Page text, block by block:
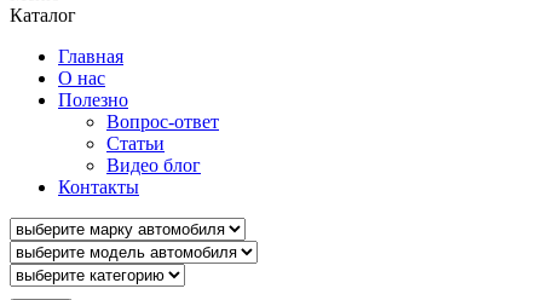
Каталог
Главная
О нас
Полезно
Вопрос-ответ
Статьи
Видео блог
Контакты